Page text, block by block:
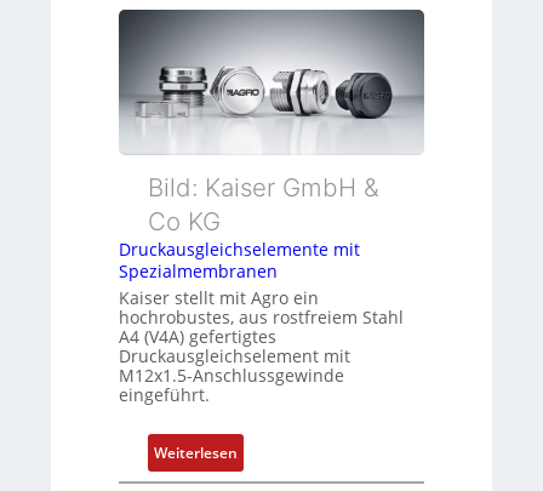
Bild: Kaiser GmbH &
Co KG
Druckausgleichselemente mit
Spezialmembranen
Kaiser stellt mit Agro ein
hochrobustes, aus rostfreiem Stahl
A4 (V4A) gefertigtes
Druckausgleichselement mit
M12x1.5-Anschlussgewinde
eingeführt.
Weiterlesen
D